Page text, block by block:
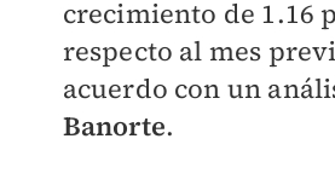
crecimiento de 1.16
respecto al mes
acuerdo con un
Banorte.